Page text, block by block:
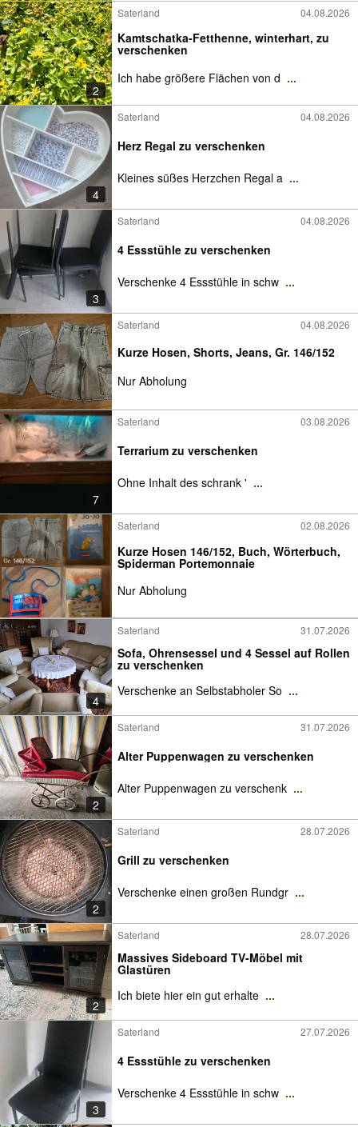
2
Saterland 04.08.2026
Kamtschatka-Fetthenne, winterhart, zu
verschenken
Ich habe größere Flächen von d ...
4
Saterland 04.08.2026
Herz Regal zu verschenken
Kleines süßes Herzchen Regal a ...
3
Saterland 04.08.2026
4 Essstühle zu verschenken
Verschenke 4 Essstühle in schw ...
Saterland 04.08.2026
Kurze Hosen, Shorts, Jeans, Gr. 146/152
Nur Abholung
7
Saterland 03.08.2026
Terrarium zu verschenken
Ohne Inhalt des schrank ' ...
Saterland 02.08.2026
Kurze Hosen 146/152, Buch, Wörterbuch,
Spiderman Portemonnaie
Nur Abholung
4
Saterland 31.07.2026
Sofa, Ohrensessel und 4 Sessel auf Rollen
zu verschenken
Verschenke an Selbstabholer So ...
2
Saterland 31.07.2026
Alter Puppenwagen zu verschenken
Alter Puppenwagen zu verschenk ...
2
Saterland 28.07.2026
Grill zu verschenken
Verschenke einen großen Rundgr ...
2
Saterland 28.07.2026
Massives Sideboard TV-Möbel mit
Glastüren
Ich biete hier ein gut erhalte ...
3
Saterland 27.07.2026
4 Essstühle zu verschenken
Verschenke 4 Essstühle in schw ...